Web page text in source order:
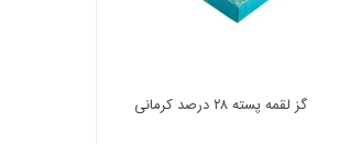
گز لقمه پسته ۲۸ درصد کرمانی